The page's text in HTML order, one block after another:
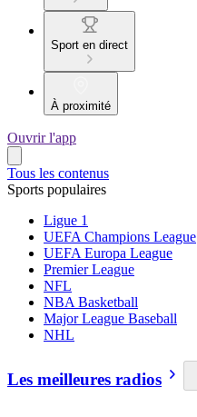
Sport en direct
À proximité
Ouvrir l'app
Tous les contenus
Sports populaires
Ligue 1
UEFA Champions League
UEFA Europa League
Premier League
NFL
NBA Basketball
Major League Baseball
NHL
Les meilleures radios